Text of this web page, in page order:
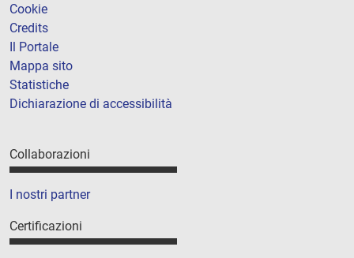
Cookie
Credits
Il Portale
Mappa sito
Statistiche
Dichiarazione di accessibilità
Collaborazioni
I nostri partner
Certificazioni